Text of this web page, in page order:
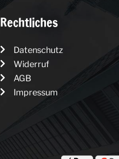
Rechtliches
Datenschutz
Widerruf
AGB
Impressum